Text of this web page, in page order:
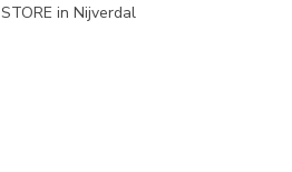
STORE in Nijverdal